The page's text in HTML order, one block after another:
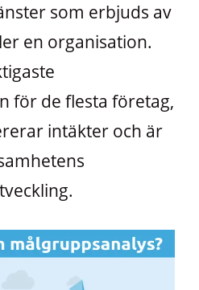
som erbjuds av
en organisation.
för de flesta företag,
intäkter och är